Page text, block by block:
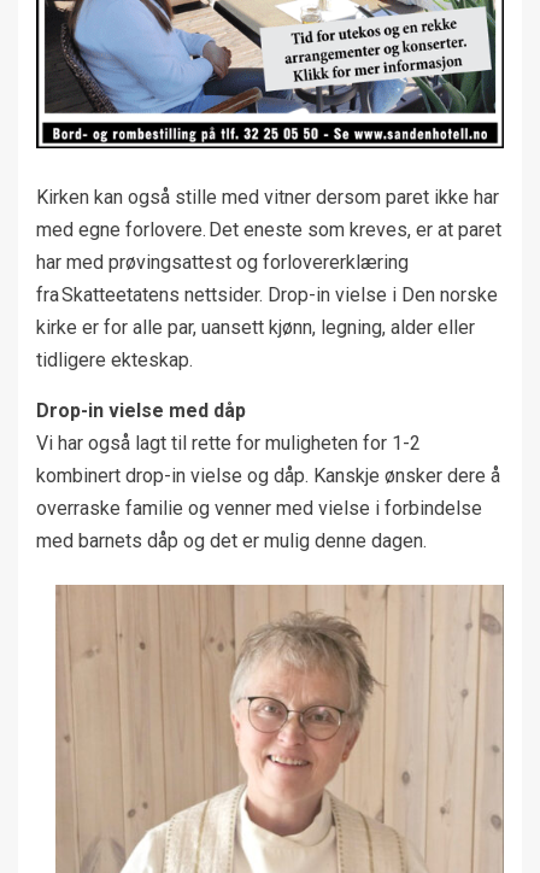
Kirken kan også stille med vitner dersom paret ikke har
med egne forlovere. Det eneste som kreves, er at paret
har med prøvingsattest og forlovererklæring
fra Skatteetatens nettsider. Drop-in vielse i Den norske
kirke er for alle par, uansett kjønn, legning, alder eller
tidligere ekteskap.
Drop-in vielse med dåp
Vi har også lagt til rette for muligheten for 1-2
kombinert drop-in vielse og dåp. Kanskje ønsker dere å
overraske familie og venner med vielse i forbindelse
med barnets dåp og det er mulig denne dagen.